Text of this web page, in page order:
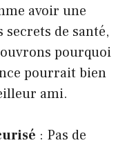
avoir une
de santé,
pourquoi
pourrait bien
ami.
: Pas de